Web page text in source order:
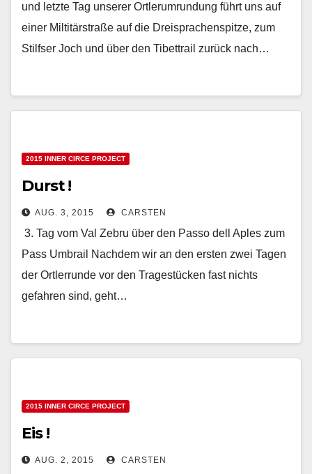
und letzte Tag unserer Ortlerumrundung führt uns auf
einer Miltitärstraße auf die Dreisprachenspitze, zum
Stilfser Joch und über den Tibettrail zurück nach…
2015 INNER CIRCE PROJECT
Durst !
AUG. 3, 2015 CARSTEN
3. Tag vom Val Zebru über den Passo dell Aples zum
Pass Umbrail Nachdem wir an den ersten zwei Tagen
der Ortlerrunde vor den Tragestücken fast nichts
gefahren sind, geht…
2015 INNER CIRCE PROJECT
Eis !
AUG. 2, 2015 CARSTEN